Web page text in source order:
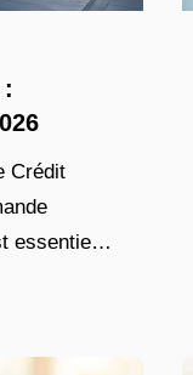
Crédit
essentiel